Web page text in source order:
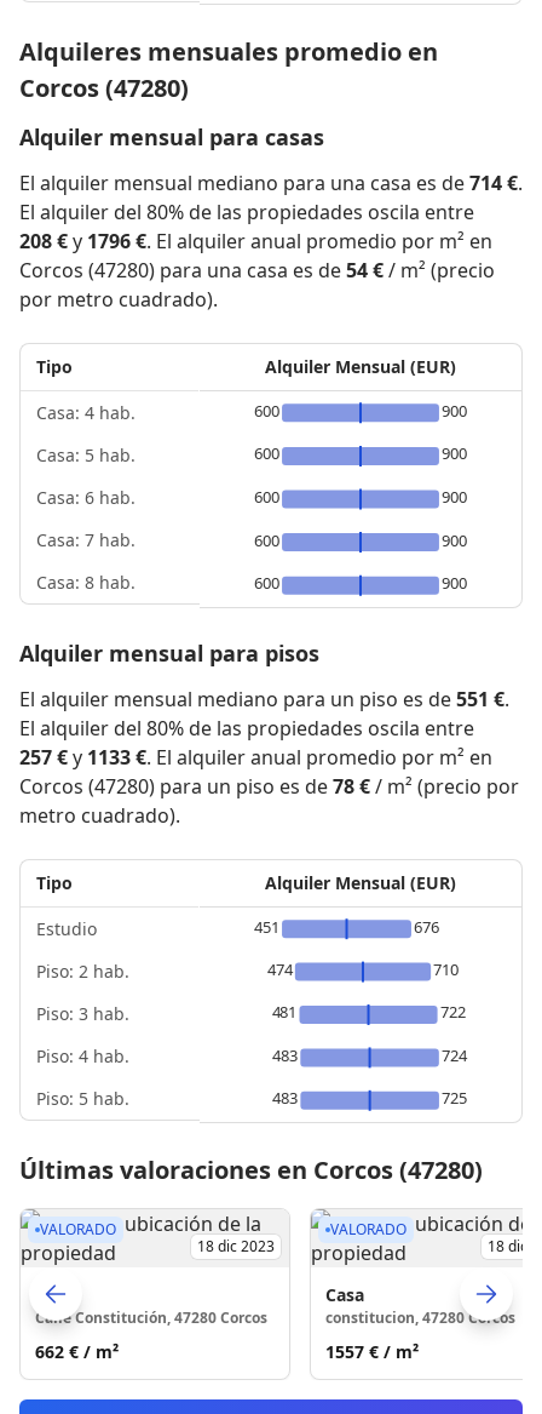
Alquileres mensuales promedio en
Corcos (47280)
Alquiler mensual para casas
El alquiler mensual mediano para una casa es de714 €.
El alquiler del 80% de las propiedades oscila entre
208 €y 1796 €. El alquiler anual promedio por m² en
Corcos (47280) para una casa es de54 €/ m² (precio
por metro cuadrado).
Tipo
Casa: 4 hab.
Casa: 5 hab.
Casa: 6 hab.
Casa: 7 hab.
Casa: 8 hab.
Alquiler Mensual (EUR)
600
900
600
900
600
900
600
900
600
900
Alquiler mensual para pisos
El alquiler mensual mediano para un piso es de551 €.
El alquiler del 80% de las propiedades oscila entre
257 €y 1133 €. El alquiler anual promedio por m² en
Corcos (47280) para un piso es de78 €/ m² (precio por
metro cuadrado).
Tipo
Estudio
Piso: 2 hab.
Piso: 3 hab.
Piso: 4 hab.
Piso: 5 hab.
Alquiler Mensual (EUR)
451
676
474
710
481
722
483
724
483
725
Últimas valoraciones en Corcos (47280)
Skip to
VALORADO
18 dic 2023
Casa
Calle Constitución, 47280 Corcos
662 € / m²
VALORADO
18 dic
Casa
constitucion, 47280 Corcos
1557 € / m²